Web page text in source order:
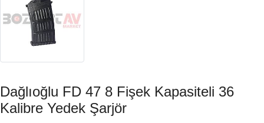
Dağlıoğlu FD 47 8 Fişek Kapasiteli 36
Kalibre Yedek Şarjör